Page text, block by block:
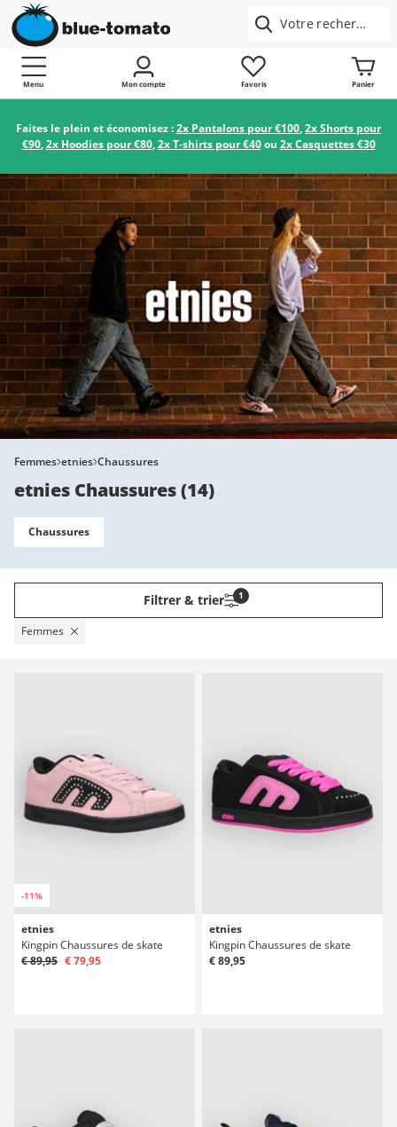
Menu Mon compte Favoris Panier
Faites le plein et économisez :2x Pantalons pour €100,2x Shorts pour
€90,2x Hoodies pour €80,2x T-shirts pour €40ou 2x Casquettes €30
Femmes etnies Chaussures
etnies Chaussures(14)
Chaussures
Filtrer & trier 1
Femmes
-11%
etnies
Kingpin Chaussures de skate
€ 89,95 € 79,95
etnies
Kingpin Chaussures de skate
€ 89,95